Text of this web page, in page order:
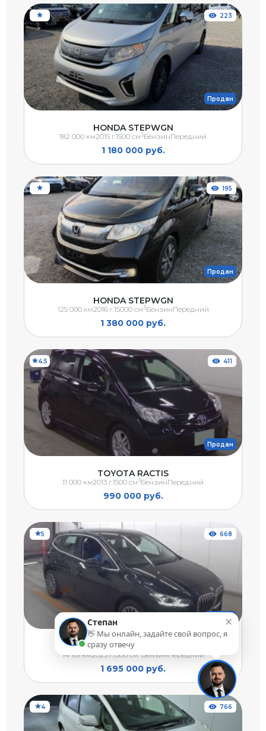
Продан
223
HONDA STEPWGN
1 180 000 руб.
182 000 км2015 г.1500 см3БензинПередний
Продан
195
HONDA STEPWGN
1 380 000 руб.
125 000 км2016 г.15000 см3БензинПередний
4.5
Продан
411
TOYOTA RACTIS
990 000 руб.
11 000 км2013 г.1500 см3БензинПередний
5 668
BMW 2-SERIES ACTIVE TOURER
1 695 000 руб.
14 181 км2023 г.1500 см БензинПередний
4 766
×
Степан
👋 Мы онлайн, задайте свой вопрос, я
сразу отвечу